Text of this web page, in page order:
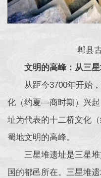
郫县
文明的高峰：从三
从距今3700年开始
化（约夏—商时期）兴
址为代表的十二桥文化
蜀地文明的高峰。
三星堆遗址是三星
国的都邑所在。三星堆